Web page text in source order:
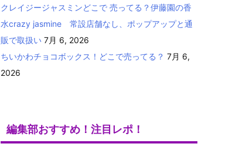
クレイジージャスミンどこで 売ってる？伊藤園の香
水crazy jasmine 常設店舗なし、ポップアップと通
販で取扱い 7月 6, 2026
ちいかわチョコボックス！どこで売ってる？ 7月 6,
2026
編集部おすすめ！注目レポ！